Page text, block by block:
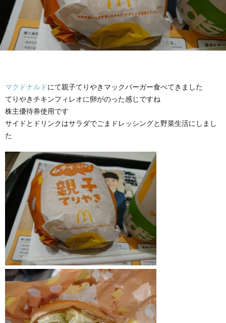
マクドナルドにて親子てりやきマックバーガー食べてきました
てりやきチキンフィレオに卵がのった感じですね
株主優待券使用です
サイドとドリンクはサラダでごまドレッシングと野菜生活にしまし
た